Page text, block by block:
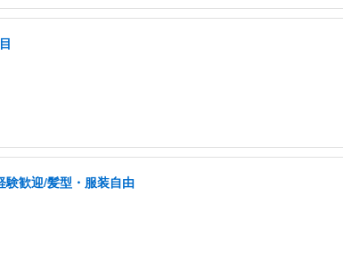
験歓迎/髪型・服装自由